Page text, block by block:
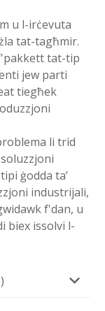
u l-irċevuta
tat-tagħmir.
tat-tip
jew parti
tiegħek
li trid
ġodda ta’
industrijali,
f'dan, u
biex issolvi l-